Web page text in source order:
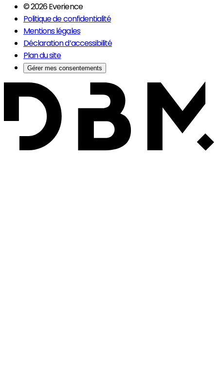
© 2026 Everience
Politique de confidentialité
Mentions légales
Déclaration d’accessibilité
Plan du site
Gérer mes consentements